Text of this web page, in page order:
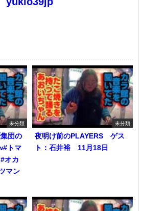
未分類
団の
トマ
オカ
マン
未分類
夜明け前のPLAYERS ゲス
ト：石井裕 11月18日